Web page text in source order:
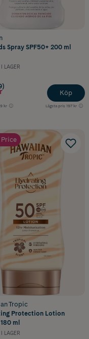
Spray SPF50+ 200 ml
I LAGER
kr Lägsta pris 197 kr
Köp
Price
Tropic
Protection Lotion
ml
I LAGER